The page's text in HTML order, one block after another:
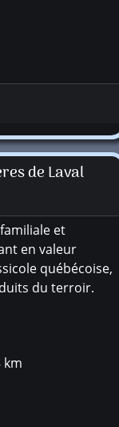
de Laval
et
en valeur
québécoise,
du terroir.
km